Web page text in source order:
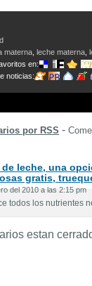
materna leche materna
en:
noticias:
por RSS -
leche, una
gratis,
del 2010 a las 2:15 pm
todos los nutrientes
estan